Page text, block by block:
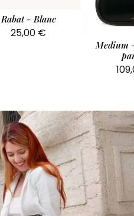
Rabat - Blanc
25,00 €
Medium